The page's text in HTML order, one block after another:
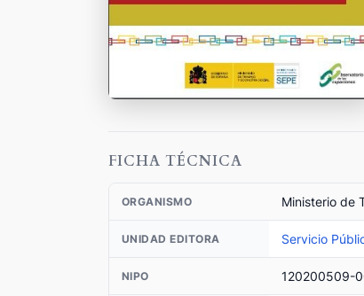
FICHA TÉCNICA
ORGANISMO Ministerio de
UNIDAD EDITORA Servicio
NIPO 120200509-